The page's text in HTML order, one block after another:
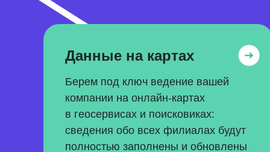
Берем под ключ ведение вашей
компании на онлайн-картах
в геосервисах и поисковиках:
сведения обо всех филиалах будут
полностью заполнены и обновлены
Данные на картах